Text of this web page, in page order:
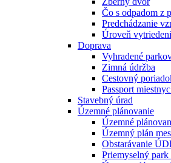
Čo s odpadom z
Predchádzanie
Úroveň
Doprava
Vyhradené
Zimná údržba
Cestovný
Passport
Stavebný úrad
Územné plánovanie
Územné
Územný plán
Obstarávanie
Priemyselný park